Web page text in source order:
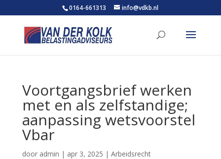
0164-661313 info@vdkb.nl
Voortgangsbrief werken
met en als zelfstandige;
aanpassing wetsvoorstel
Vbar
door admin | apr 3, 2025 | Arbeidsrecht